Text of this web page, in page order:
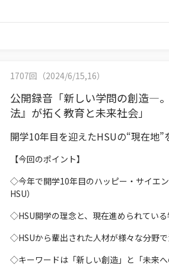
1707回（2024/6/15,16）
公開録音「新しい学問の創造―
法』が拓く教育と未来社会」
開学10年目を迎えたHSUの“現在地”
【今回のポイント】
◇今年で開学10年目のハッピー・サイエ
HSU）
◇HSU開学の理念と、現在進められてい
◇HSUから輩出された人材が様々な分野で
◇キーワードは「新しい創造」と「未来へ